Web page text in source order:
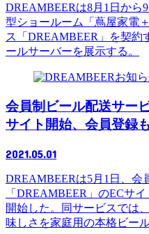
DREAMBEERは8月1日から
型ショールーム「蔦屋家電
ス「DREAMBEER」を契約
ールサーバーを展示する。
お知
会員制ビール配送サー
サイト開始、会員登録
2021.05.01
DREAMBEERは5月1日、会
「DREAMBEER」のECサ
開始した。同サービスでは
味しさを家庭⽤の本格ビー